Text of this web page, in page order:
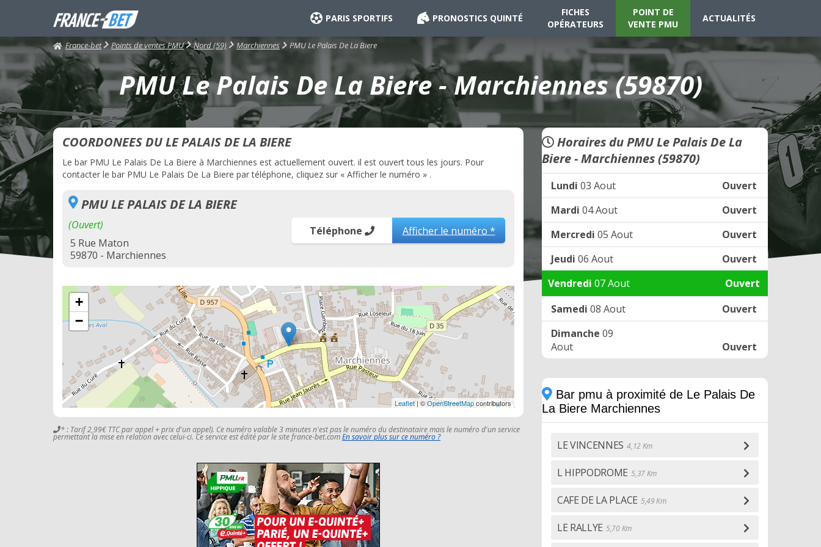
PARIS SPORTIFS PRONOSTICS QUINTÉ
FICHES
OPÉRATEURS
POINT DE
VENTE PMU
ACTUALITÉS
France-bet Points de ventes PMU Nord (59) Marchiennes PMU Le Palais De La Biere
PMU Le Palais De La Biere - Marchiennes (59870)
COORDONEES DU LE PALAIS DE LA BIERE
Le bar PMU Le Palais De La Biere à Marchiennes est actuellement ouvert. il est ouvert tous les jours. Pour
contacter le bar PMU Le Palais De La Biere par téléphone, cliquez sur « Afficher le numéro » .
PMU LE PALAIS DE LA BIERE
(Ouvert)
5 Rue Maton
59870 - Marchiennes
Téléphone Afficher le numéro *
+
−
Leaflet | ©OpenStreetMapcontributors
* : Tarif 2,99€ TTC par appel + prix d'un appel). Ce numéro valable 3 minutes n'est pas le numéro du destinataire mais le numéro d'un service
permettant la mise en relation avec celui-ci. Ce service est édité par le site france-bet.comEn savoir plus sur ce numéro ?
Horaires du PMU Le Palais De La
Biere - Marchiennes (59870)
Lundi 03 Aout
Ouvert
Mardi 04 Aout
Ouvert
Mercredi 05 Aout
Ouvert
Jeudi 06 Aout
Ouvert
Vendredi 07 Aout
Ouvert
Samedi 08 Aout
Ouvert
Dimanche 09
Aout
Ouvert
Bar pmu à proximité de Le Palais De
La Biere Marchiennes
LE VINCENNES 4,12 Km
L HIPPODROME 5,37 Km
CAFE DE LA PLACE 5,49 Km
LE RALLYE 5,70 Km